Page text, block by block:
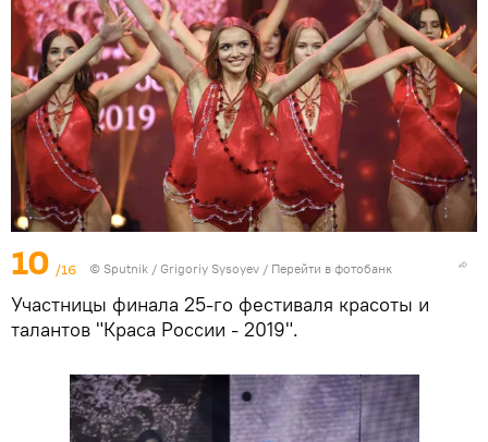
10 /16 © Sputnik / Grigoriy Sysoyev / Перейти в фотобанк
Участницы финала 25-го фестиваля красоты и
талантов "Краса России - 2019".